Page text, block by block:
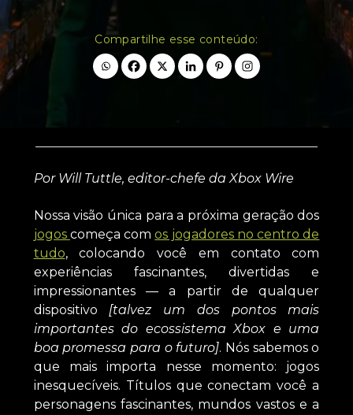
Compartilhe esse conteúdo:
Por Will Tuttle, editor-chefe da Xbox Wire
Nossa visão única para a próxima geração dos
jogos começa comos jogadores no centro de
tudo, colocando você em contato com
experiências fascinantes, divertidas e
impressionantes — a partir de qualquer
dispositivo [talvez um dos pontos mais
importantes do ecossistema Xbox e uma
boa promessa para o futuro]. Nós sabemos o
que mais importa nesse momento: jogos
inesquecíveis. Títulos que conectam você a
personagens fascinantes, mundos vastos e a